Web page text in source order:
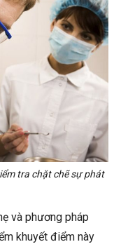
tra chặt chẽ sự phát
và phương pháp
khuyết điểm này